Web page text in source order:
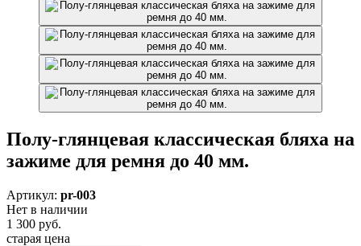
Полу-глянцевая классическая бляха на
зажиме для ремня до 40 мм.
Артикул: pr-003
Нет в наличии
1 300 руб.
старая цена